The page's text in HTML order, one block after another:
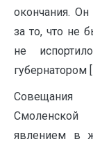
окончания.
за то, что не
не
губернатором
Совещания
явлением в